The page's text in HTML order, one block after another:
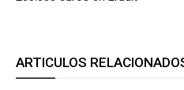
ARTICULOS